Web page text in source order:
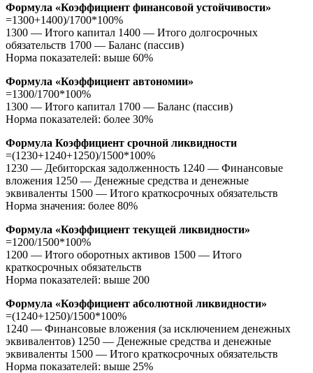
Формула «Коэффициент финансовой устойчивости»
=1300+1400)/1700*100%
1300 — Итого капитал 1400 — Итого долгосрочных
обязательств 1700 — Баланс (пассив)
Норма показателей: выше 60%
Формула «Коэффициент автономии»
=1300/1700*100%
1300 — Итого капитал 1700 — Баланс (пассив)
Норма показателей: более 30%
Формула Коэффициент срочной ликвидности
=(1230+1240+1250)/1500*100%
1230 — Дебиторская задолженность 1240 — Финансовые
вложения 1250 — Денежные средства и денежные
эквиваленты 1500 — Итого краткосрочных обязательств
Норма значения: более 80%
Формула «Коэффициент текущей ликвидности»
=1200/1500*100%
1200 — Итого оборотных активов 1500 — Итого
краткосрочных обязательств
Норма показателей: выше 200
Формула «Коэффициент абсолютной ликвидности»
=(1240+1250)/1500*100%
1240 — Финансовые вложения (за исключением денежных
эквивалентов) 1250 — Денежные средства и денежные
эквиваленты 1500 — Итого краткосрочных обязательств
Норма показателей: выше 25%